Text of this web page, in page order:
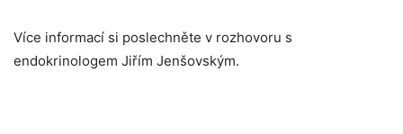
Více informací si poslechněte v rozhovoru s
endokrinologem Jiřím Jenšovským.